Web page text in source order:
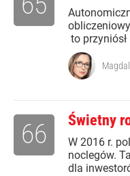
to
Świetny
W 2016 r.
noclegów.
dla
66